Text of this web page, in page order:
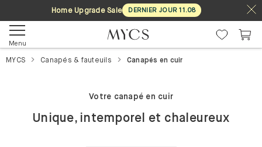
Home Upgrade Sale DERNIER JOUR 11.08
Menu
MYCS Canapés & fauteuils Canapés en cuir
Votre canapé en cuir
Unique, intemporel et chaleureux